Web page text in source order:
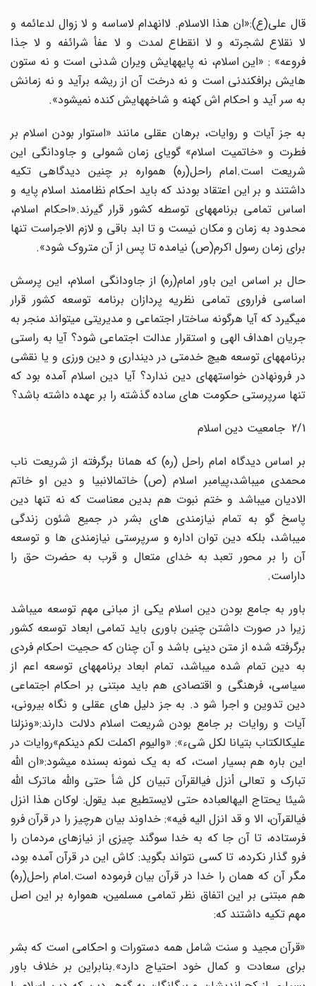
قال علی(ع):«ان هذا الاسلام. لاانهدام لاساسه و لا زوال لدعائمه و
لا نقلاع لشجرته و لا انقطاع لمدت و لا عفأ شرائفه و لا جذا
فروعه» : «این اسلام، نه پایههایش ویران شدنی است و نه ستون
هایش برافکندنی است و نه درخت آن از ریشه برآید و نه زمانش
به سر آید و احکام اش کهنه و شاخههایش کنده نمیشود».
به جز آیات و روایات، برهان عقلی مانند «استوار بودن اسلام بر
فطرت و «خاتمیت اسلام» گویای زمان شمولی و جاودانگی این
شریعت است.امام راحل(ره) همواره بر چنین دیدگاهی تکیه
داشتند و بر این اعتقاد بودند که باید احکام نظاممند اسلام پایه و
اساس تمامی برنامههای توسطه کشور قرار گیرند.«احکام اسلام،
محدود به زمان و مکان نیست و تا ابد باقی و لازم الاجراست تنها
برای زمان رسول اکرم(ص) نیامده تا پس از آن متروک شود».
حال بر اساس این باور امام(ره) از جاودانگی اسلام، این پرسش
اساسی فراروی تمامی نظریه پردازان برنامه توسعه کشور قرار
میگیرد که آیا هرگونه ساختار اجتماعی و مدیریتی میتواند منجر به
جریان اهداف الهی و استقرار عدالت اجتماعی شود؟ آیا به راستی
برنامههای توسعه هیچ خدمتی در دینداری و دین ورزی و یا نقشی
در فرونهادن خواستههای دین ندارد؟ آیا دین اسلام آمده بود که
تنها سرپرستی حکومت های ساده گذشته را بر عهده داشته باشد؟
2/1 ‌ جامعیت دین اسلام
بر اساس دیدگاه امام راحل (ره) که همانا برگرفته از شریعت ناب
محمدی میباشد،پیامبر اسلام (ص) خاتمالانبیا و دین او خاتم
الادیان میباشد و ختم نبوت هم بدین معناست که نه تنها دین
پاسخ گو به تمام نیازمندی های بشر در جمیع شئون زندگی
میباشد، بلکه دین توان اداره و سرپرستی نیازمندی ها و توسعه
آن را بر محور تعبد به خدای متعال و قرب به حضرت حق را
داراست.
باور به جامع بودن دین اسلام یکی از مبانی مهم توسعه میباشد
زیرا در صورت داشتن چنین باوری باید تمامی ابعاد توسعه کشور
برگرفته شده از متن دینی باشد و آن چنان که حجیت احکام فردی
به دین تمام شده میباشد، تمام ابعاد برنامههای توسعه اعم از
سیاسی، فرهنگی و اقتصادی هم باید مبتنی بر احکام اجتماعی
دین تدوین و اجرا شو د. به جز دلیل های عقلی و نگاه بیرونی،
آیات و روایات بر جامع بودن شریعت اسلام دلالت دارند:«ونزلنا
علیکالکتاب بتیانا لکل شیء»: «والیوم اکملت لکم دینکم»روایات در
این باره هم بسیار است، که به یک نمونه بسنده میشود:«ان الله
تبارک و تعالی أنزل فیالقرآن تبیان کل شأ حتی والله ماترک الله
شیئا یحتاج الیهالعباده حتی لایستطیع عبد یقول: لوکان هذا انزل
فیالقرآن، الا و قد انزل الیه فیه»: خداوند بیان هرچیز را در قرآن فرو
فرستاده، تا آن جا که به خدا سوگند چیزی از نیازهای مردمان را
فرو گذار نکرده، تا کسی نتواند بگوید: کاش این در قرآن آمده بود،
مگر آن که همان را خدا در قرآن بیان فرموده است.امام راحل(ره)
هم مبتنی بر این اتفاق نظر تمامی مسلمین، همواره بر این اصل
مهم تکیه داشتند که:
«قرآن مجید و سنت شامل همه دستورات و احکامی است که بشر
برای سعادت و کمال خود احتیاج دارد».بنابراین بر خلاف باور